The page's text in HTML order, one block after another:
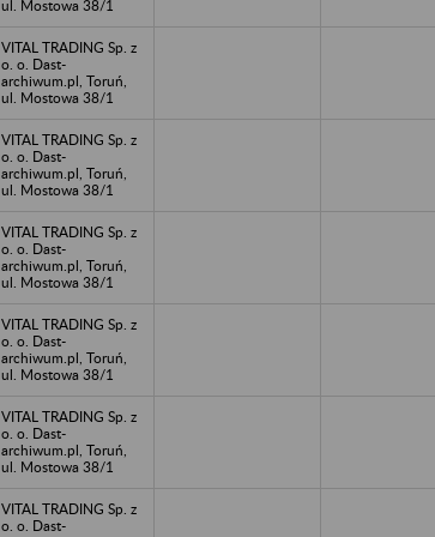
ul. Mostowa 38/1
VITAL TRADING Sp. z
o. o. Dast-
archiwum.pl, Toruń,
ul. Mostowa 38/1
VITAL TRADING Sp. z
o. o. Dast-
archiwum.pl, Toruń,
ul. Mostowa 38/1
VITAL TRADING Sp. z
o. o. Dast-
archiwum.pl, Toruń,
ul. Mostowa 38/1
VITAL TRADING Sp. z
o. o. Dast-
archiwum.pl, Toruń,
ul. Mostowa 38/1
VITAL TRADING Sp. z
o. o. Dast-
archiwum.pl, Toruń,
ul. Mostowa 38/1
VITAL TRADING Sp. z
o. o. Dast-